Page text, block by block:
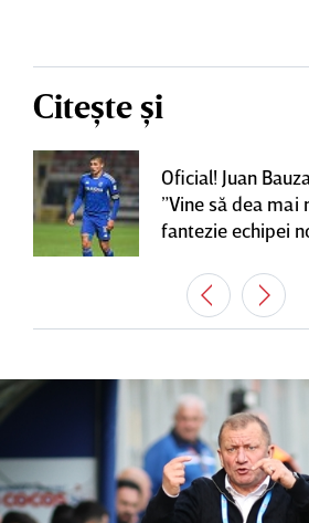
Citește și
Oficial! Juan
”Vine să dea mai
fantezie echipei